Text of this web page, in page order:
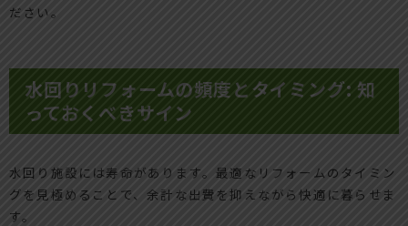
ださい。
水回りリフォームの頻度とタイミング: 知
っておくべきサイン
水回り施設には寿命があります。最適なリフォームのタイミン
グを見極めることで、余計な出費を抑えながら快適に暮らせま
す。